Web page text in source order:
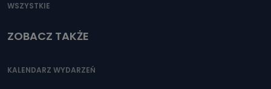
WSZYSTKIE
ZOBACZ TAKŻE
KALENDARZ WYDARZEŃ